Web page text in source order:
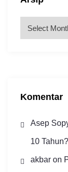
Komentar
Asep
10
akbaron